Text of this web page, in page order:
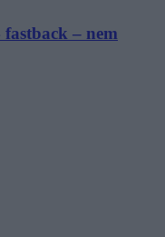
– nem